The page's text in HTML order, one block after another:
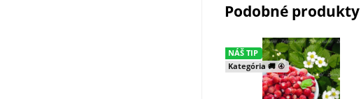
Podobné produkty
NÁŠ TIP
Kategória 🚚 ④